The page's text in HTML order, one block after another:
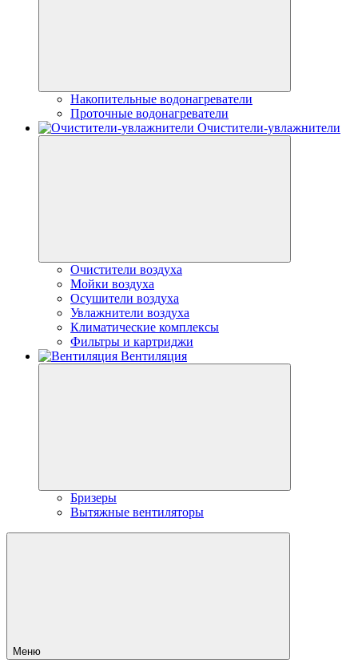
Накопительные водонагреватели
Проточные водонагреватели
Очистители-увлажнители
Очистители воздуха
Мойки воздуха
Осушители воздуха
Увлажнители воздуха
Климатические комплексы
Фильтры и картриджи
Вентиляция
Бризеры
Вытяжные вентиляторы
Меню